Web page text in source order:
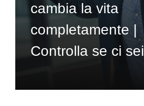
cambia la vita
completamente |
Controlla se ci sei